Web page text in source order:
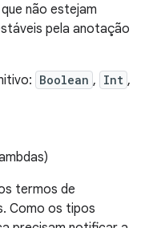
não estejam
pela anotação
Boolean , Int ,
termos de
Como os tipos